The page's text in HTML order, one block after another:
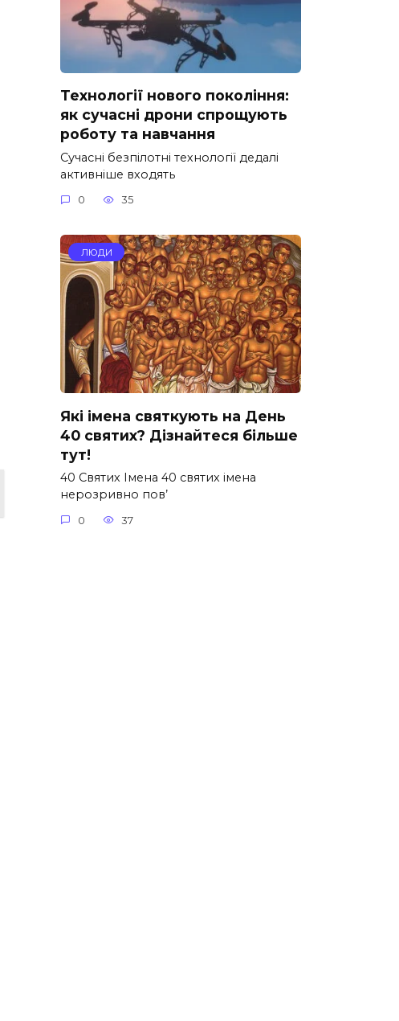
Технології нового покоління:
як сучасні дрони спрощують
роботу та навчання
Сучасні безпілотні технології дедалі
активніше входять
0 35
ЛЮДИ
Які імена святкують на День
40 святих? Дізнайтеся більше
тут!
40 Святих Імена 40 святих імена
нерозривно пов’
0 37